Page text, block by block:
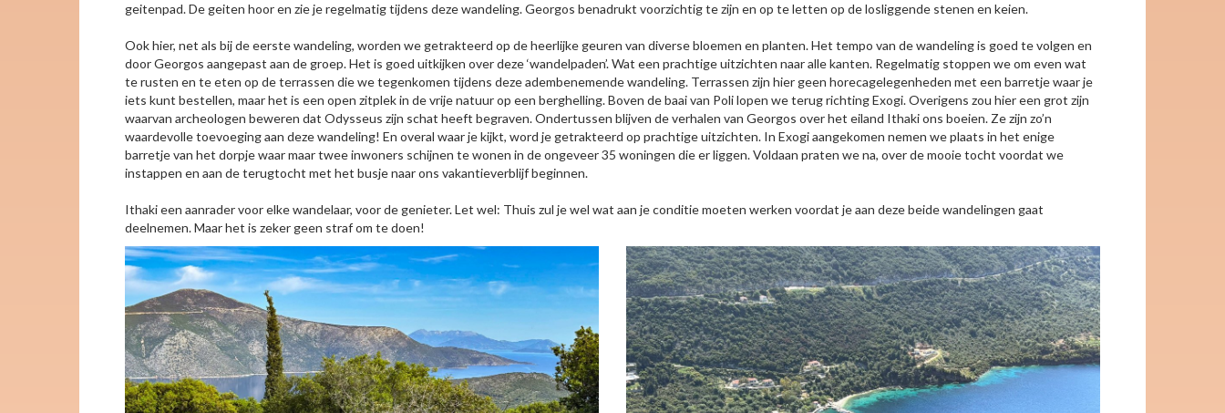
geitenpad. De geiten hoor en zie je regelmatig tijdens deze wandeling. Georgos benadrukt voorzichtig te zijn en op te letten op de losliggende stenen en keien.
Ook hier, net als bij de eerste wandeling, worden we getrakteerd op de heerlijke geuren van diverse bloemen en planten. Het tempo van de wandeling is goed te volgen en
door Georgos aangepast aan de groep. Het is goed uitkijken over deze ‘wandelpaden’. Wat een prachtige uitzichten naar alle kanten. Regelmatig stoppen we om even wat
te rusten en te eten op de terrassen die we tegenkomen tijdens deze adembenemende wandeling. Terrassen zijn hier geen horecagelegenheden met een barretje waar je
iets kunt bestellen, maar het is een open zitplek in de vrije natuur op een berghelling. Boven de baai van Poli lopen we terug richting Exogi. Overigens zou hier een grot zijn
waarvan archeologen beweren dat Odysseus zijn schat heeft begraven. Ondertussen blijven de verhalen van Georgos over het eiland Ithaki ons boeien. Ze zijn zo’n
waardevolle toevoeging aan deze wandeling! En overal waar je kijkt, word je getrakteerd op prachtige uitzichten. In Exogi aangekomen nemen we plaats in het enige
barretje van het dorpje waar maar twee inwoners schijnen te wonen in de ongeveer 35 woningen die er liggen. Voldaan praten we na, over de mooie tocht voordat we
instappen en aan de terugtocht met het busje naar ons vakantieverblijf beginnen.
Ithaki een aanrader voor elke wandelaar, voor de genieter. Let wel: Thuis zul je wel wat aan je conditie moeten werken voordat je aan deze beide wandelingen gaat
deelnemen. Maar het is zeker geen straf om te doen!